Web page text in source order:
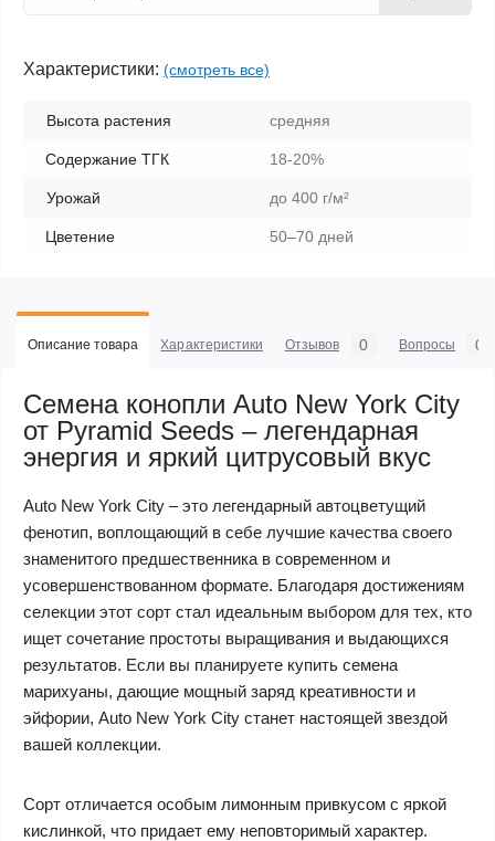
Характеристики: (смотреть все)
Высота растения средняя
Содержание ТГК 18-20%
Урожай до 400 г/м²
Цветение 50–70 дней
Описание товара Характеристики Отзывов 0 Вопросы 0
Семена конопли Auto New York City
от Pyramid Seeds – легендарная
энергия и яркий цитрусовый вкус
Auto New York City – это легендарный автоцветущий
фенотип, воплощающий в себе лучшие качества своего
знаменитого предшественника в современном и
усовершенствованном формате. Благодаря достижениям
селекции этот сорт стал идеальным выбором для тех, кто
ищет сочетание простоты выращивания и выдающихся
результатов. Если вы планируете купить семена
марихуаны, дающие мощный заряд креативности и
эйфории, Auto New York City станет настоящей звездой
вашей коллекции.
Сорт отличается особым лимонным привкусом с яркой
кислинкой, что придает ему неповторимый характер.